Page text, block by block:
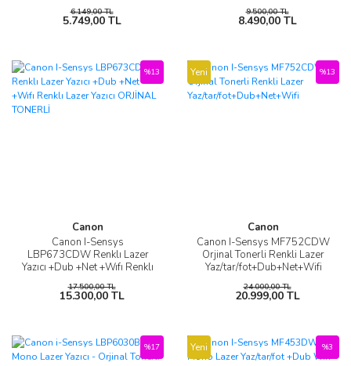
6.149,00 TL
5.749,00 TL
9.500,00 TL
8.490,00 TL
Canon
Canon I-Sensys
LBP673CDW Renklı Lazer
Yazıcı +Dub +Net +Wıfı Renklı
%13
17.500,00 TL
15.300,00 TL
Yeni
Canon
Canon I-Sensys MF752CDW
Orjinal Tonerli Renkli Lazer
Yaz/tar/fot+Dub+Net+Wifi
%13
24.000,00 TL
20.999,00 TL
%17 Yeni %3